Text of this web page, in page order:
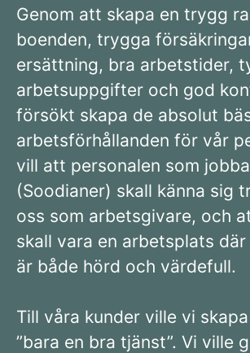
Genom att skapa en trygg
boenden, trygga
ersättning, bra arbetstider,
arbetsuppgifter och god
försökt skapa de absolut
arbetsförhållanden för vår
vill att personalen som
(Soodianer) skall känna sig
oss som arbetsgivare, och
skall vara en arbetsplats
är både hörd och värdefull.
Till våra kunder ville vi
”bara en bra tjänst”. Vi ville